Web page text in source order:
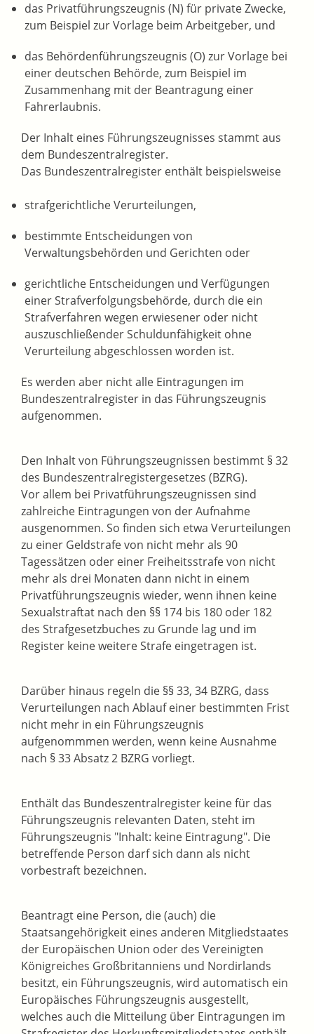
das Privatführungszeugnis (N) für private Zwecke,
zum Beispiel zur Vorlage beim Arbeitgeber, und
das Behördenführungszeugnis (O) zur Vorlage bei
einer deutschen Behörde, zum Beispiel im
Zusammenhang mit der Beantragung einer
Fahrerlaubnis.
Der Inhalt eines Führungszeugnisses stammt aus
dem Bundeszentralregister.
Das Bundeszentralregister enthält beispielsweise
strafgerichtliche Verurteilungen,
bestimmte Entscheidungen von
Verwaltungsbehörden und Gerichten oder
gerichtliche Entscheidungen und Verfügungen
einer Strafverfolgungsbehörde, durch die ein
Strafverfahren wegen erwiesener oder nicht
auszuschließender Schuldunfähigkeit ohne
Verurteilung abgeschlossen worden ist.
Es werden aber nicht alle Eintragungen im
Bundeszentralregister in das Führungszeugnis
aufgenommen.
Den Inhalt von Führungszeugnissen bestimmt § 32
des Bundeszentralregistergesetzes (BZRG).
Vor allem bei Privatführungszeugnissen sind
zahlreiche Eintragungen von der Aufnahme
ausgenommen. So finden sich etwa Verurteilungen
zu einer Geldstrafe von nicht mehr als 90
Tagessätzen oder einer Freiheitsstrafe von nicht
mehr als drei Monaten dann nicht in einem
Privatführungszeugnis wieder, wenn ihnen keine
Sexualstraftat nach den §§ 174 bis 180 oder 182
des Strafgesetzbuches zu Grunde lag und im
Register keine weitere Strafe eingetragen ist.
Darüber hinaus regeln die §§ 33, 34 BZRG, dass
Verurteilungen nach Ablauf einer bestimmten Frist
nicht mehr in ein Führungszeugnis
aufgenommmen werden, wenn keine Ausnahme
nach § 33 Absatz 2 BZRG vorliegt.
Enthält das Bundeszentralregister keine für das
Führungszeugnis relevanten Daten, steht im
Führungszeugnis "Inhalt: keine Eintragung". Die
betreffende Person darf sich dann als nicht
vorbestraft bezeichnen.
Beantragt eine Person, die (auch) die
Staatsangehörigkeit eines anderen Mitgliedstaates
der Europäischen Union oder des Vereinigten
Königreiches Großbritanniens und Nordirlands
besitzt, ein Führungszeugnis, wird automatisch ein
Europäisches Führungszeugnis ausgestellt,
welches auch die Mitteilung über Eintragungen im